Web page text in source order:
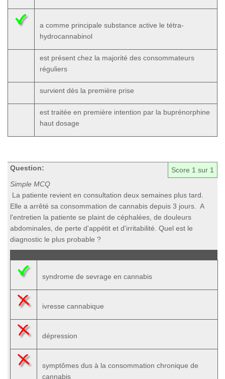
a comme principale substance active le tétra-
hydrocannabinol
est présent chez la majorité des consommateurs
réguliers
survient dès la première prise
est traitée en première intention par la buprénorphine
haut dosage
Score 1 sur 1
Question:
Simple MCQ
La patiente revient en consultation deux semaines plus tard.
Elle a arrêté sa consommation de cannabis depuis 3 jours. A
l'entretien la patiente se plaint de céphalées, de douleurs
abdominales, de perte d'appétit et d'irritabilité. Quel est le
diagnostic le plus probable ?
syndrome de sevrage en cannabis
ivresse cannabique
dépression
symptômes dus à la consommation chronique de
cannabis